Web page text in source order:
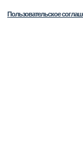
Пользовательское